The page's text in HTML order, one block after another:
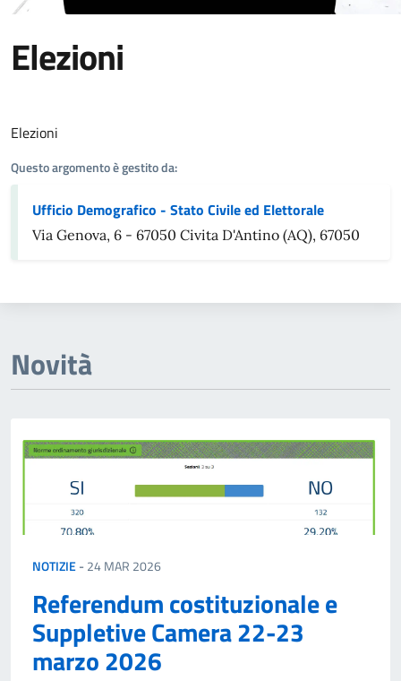
Elezioni
Elezioni
Questo argomento è gestito da:
Ufficio Demografico - Stato Civile ed Elettorale
Via Genova, 6 - 67050 Civita D'Antino (AQ), 67050
Novità
NOTIZIE-24 MAR 2026
Referendum costituzionale e
Suppletive Camera 22-23
marzo 2026